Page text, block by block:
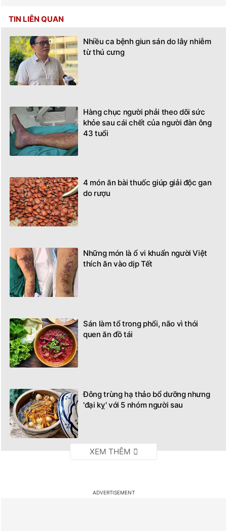
TIN LIÊN QUAN
Nhiều ca bệnh giun sán do lây nhiễm
từ thú cưng
Hàng chục người phải theo dõi sức
khỏe sau cái chết của người đàn ông
43 tuổi
4 món ăn bài thuốc giúp giải độc gan
do rượu
Những món là ổ vi khuẩn người Việt
thích ăn vào dịp Tết
Sán làm tổ trong phổi, não vì thói
quen ăn đồ tái
Đông trùng hạ thảo bổ dưỡng nhưng
'đại kỵ' với 5 nhóm người sau